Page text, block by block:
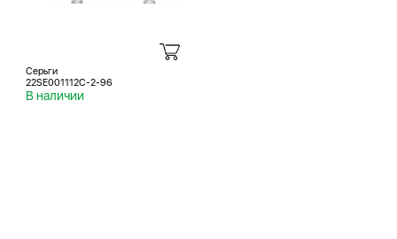
Серьги
22SE001112C-2-96
В наличии